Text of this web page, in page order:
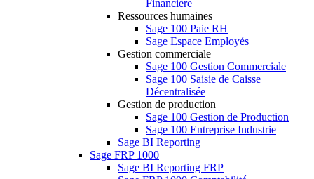
Financière
Ressources humaines
Sage 100 Paie RH
Sage Espace Employés
Gestion commerciale
Sage 100 Gestion Commerciale
Sage 100 Saisie de Caisse
Décentralisée
Gestion de production
Sage 100 Gestion de Production
Sage 100 Entreprise Industrie
Sage BI Reporting
Sage FRP 1000
Sage BI Reporting FRP